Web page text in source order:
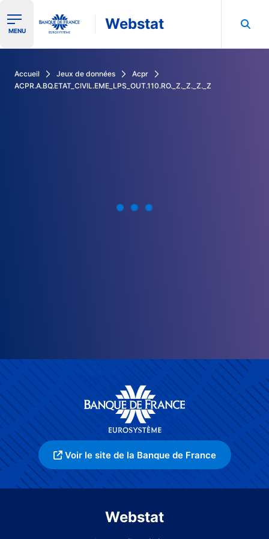
Ouvrir le menu de navigation
MENU Webstat
Accueil Jeux de données
Acpr
ACPR.A.BQ.ETAT_CIVIL.EME_LPS_OUT.110.RO._Z._Z._Z._Z
Voir le site de la Banque de France
Webstat